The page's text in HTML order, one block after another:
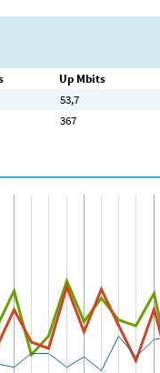
Up Mbits
53,7
367